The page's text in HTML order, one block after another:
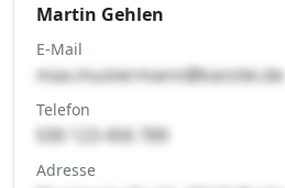
Martin Gehlen
E-Mail
max.mustermann@kanzlei.de
Telefon
030 123 456 789
Adresse